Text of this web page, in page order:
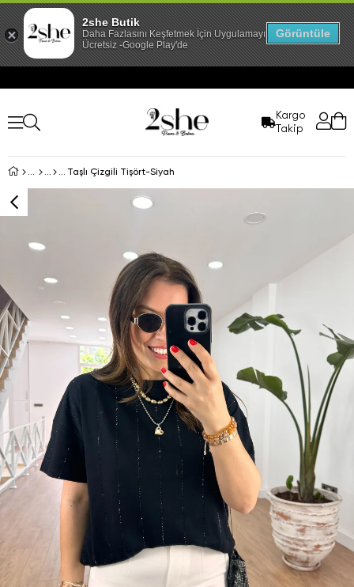
Kargo
Takip
Taşlı Çizgili Tişört-Siyah
2she Butik
Daha Fazlasını Keşfetmek İçin Uygulamayı İndir!
Ücretsiz -Google Play'de
Görüntüle